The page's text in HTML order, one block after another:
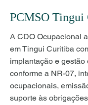
PCMSO Tingui
A CDO Ocupacional
em Tingui Curitiba
implantação e gestão
conforme a NR-07,
ocupacionais,
suporte às